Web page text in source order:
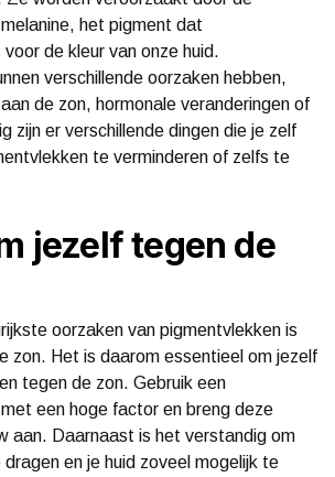
het pigment dat
de kleur van onze huid.
verschillende oorzaken hebben,
de zon, hormonale veranderingen of
zijn er verschillende dingen die je zelf
te verminderen of zelfs te
jezelf tegen de
oorzaken van pigmentvlekken is
zon. Het is daarom essentieel om jezelf
tegen de zon. Gebruik een
een hoge factor en breng deze
aan. Daarnaast is het verstandig om
en je huid zoveel mogelijk te